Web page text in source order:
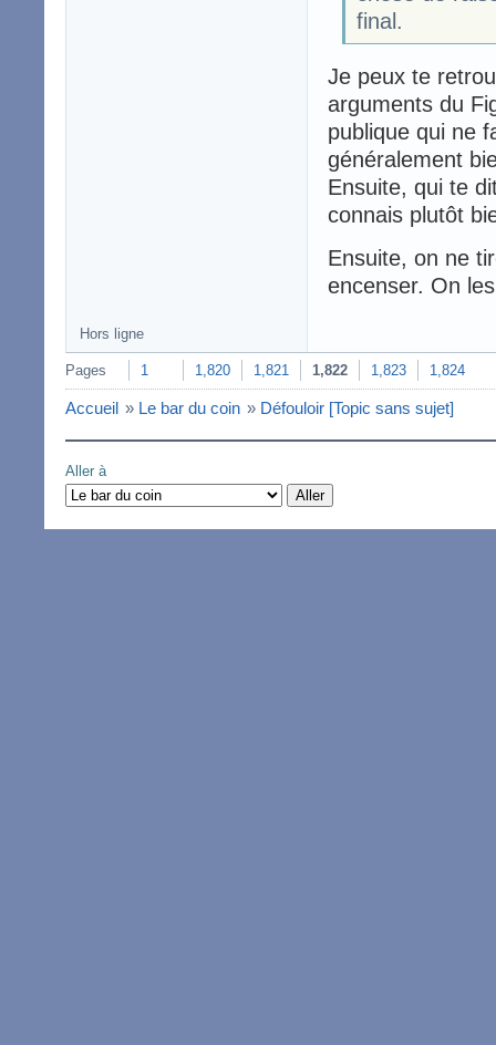
final.
Je peux te
arguments du
publique qui ne
généralement
Ensuite, qui te
connais plutôt
Ensuite, on ne
encenser. On
Hors ligne
Pages 1 1,820 1,821 1,822 1,823 1,824
Accueil » Le bar du coin » Défouloir [Topic sans sujet]
Aller à